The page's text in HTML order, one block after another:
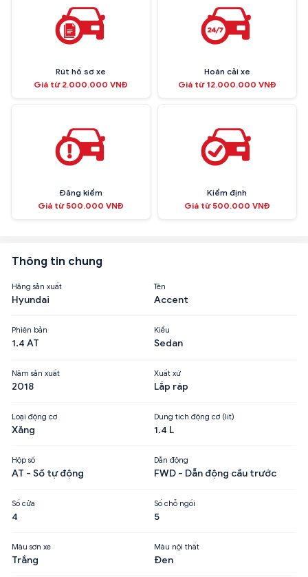
Rút hồ sơ xe
Giá từ 2.000.000 VNĐ
Hoán cải xe
Giá từ 12.000.000 VNĐ
Đăng kiểm
Giá từ 500.000 VNĐ
Kiểm định
Giá từ 500.000 VNĐ
Thông tin chung
Hãng sản xuất
Hyundai
Tên
Accent
Phiên bản
1.4 AT
Kiểu
Sedan
Năm sản xuất
2018
Xuất xứ
Lắp ráp
Loại động cơ
Xăng
Dung tích động cơ (lít)
1.4 L
Hộp số
AT - Số tự động
Dẫn động
FWD - Dẫn động cầu trước
Số cửa
4
Số chỗ ngồi
5
Màu sơn xe
Trắng
Màu nội thất
Đen